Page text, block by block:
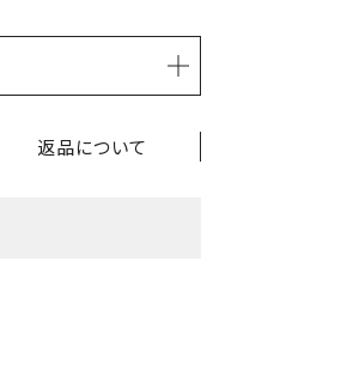
返品について